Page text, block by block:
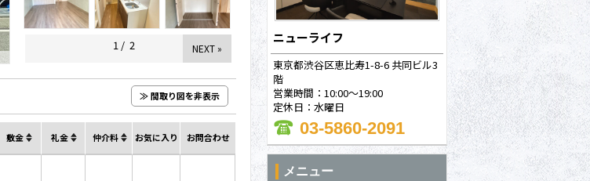
1 /2 NEXT »
≫ 間取り図を非表示
敷金 礼金 仲介料 お気に入り お問合わせ
ニューライフ
東京都渋谷区恵比寿1-8-6 共同ビル3
階
営業時間：10:00～19:00
定休日：水曜日
03-5860-2091
メニュー